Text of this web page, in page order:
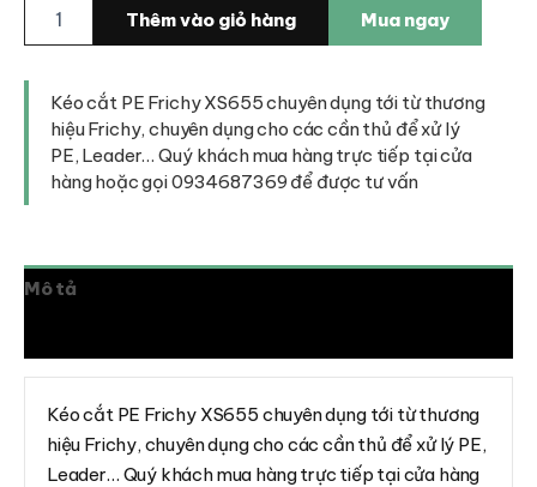
PE
Frichy
XS655
lượng
Thêm vào giỏ hàng Mua ngay
Kéo cắt PE Frichy XS655 chuyên dụng tới từ thương
hiệu Frichy, chuyên dụng cho các cần thủ để xử lý
PE, Leader… Quý khách mua hàng trực tiếp tại cửa
hàng hoặc gọi 0934687369 để được tư vấn
Mô tả
Kéo cắt PE Frichy XS655 chuyên dụng tới từ thương
hiệu Frichy, chuyên dụng cho các cần thủ để xử lý PE,
Leader… Quý khách mua hàng trực tiếp tại cửa hàng